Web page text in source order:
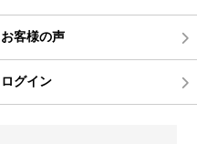
お客様の声
ログイン